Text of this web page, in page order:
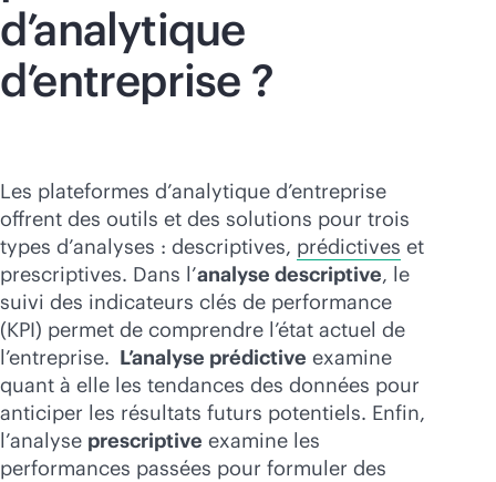
d’analytique
d’entreprise ?
Les plateformes d’analytique d’entreprise
offrent des outils et des solutions pour trois
types d’analyses : descriptives, prédictives et
prescriptives. Dans l’analyse descriptive, le
suivi des indicateurs clés de performance
(KPI) permet de comprendre l’état actuel de
l’entreprise. L’analyse prédictive examine
quant à elle les tendances des données pour
anticiper les résultats futurs potentiels. Enfin,
l’analyse prescriptive examine les
performances passées pour formuler des